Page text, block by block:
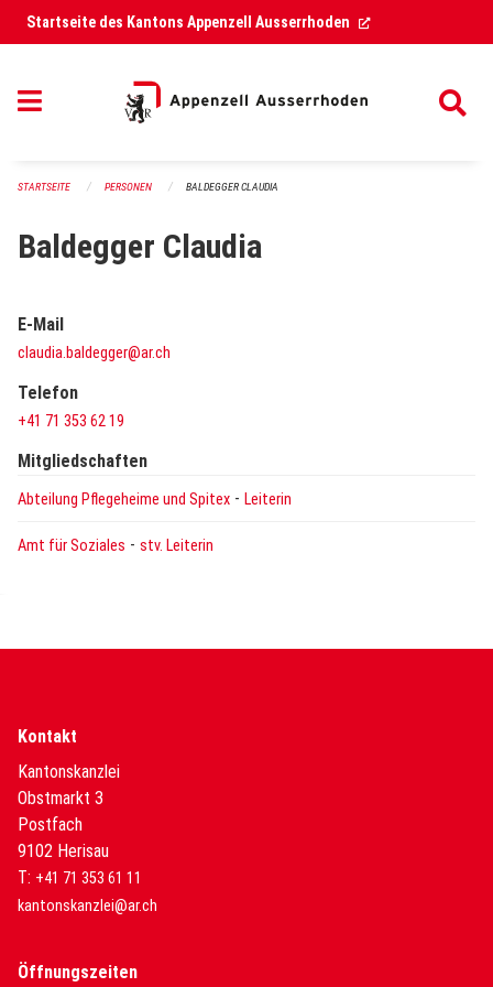
Navigation überspringen
Startseite des Kantons Appenzell Ausserrhoden (External Link)
STARTSEITE PERSONEN BALDEGGER CLAUDIA
Baldegger Claudia
E-Mail
claudia.baldegger@ar.ch
Telefon
+41 71 353 62 19
Mitgliedschaften
Abteilung Pflegeheime und Spitex - Leiterin
Amt für Soziales - stv. Leiterin
Kontakt
Kantonskanzlei
Obstmarkt 3
Postfach
9102 Herisau
T: +41 71 353 61 11
kantonskanzlei@ar.ch
Öffnungszeiten